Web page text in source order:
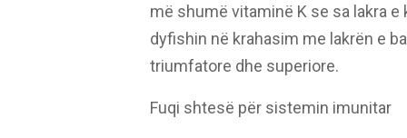
më shumë vitaminë K se sa lakra e
dyfishin në krahasim me lakrën e
triumfatore dhe superiore.
Fuqi shtesë për sistemin imunitar